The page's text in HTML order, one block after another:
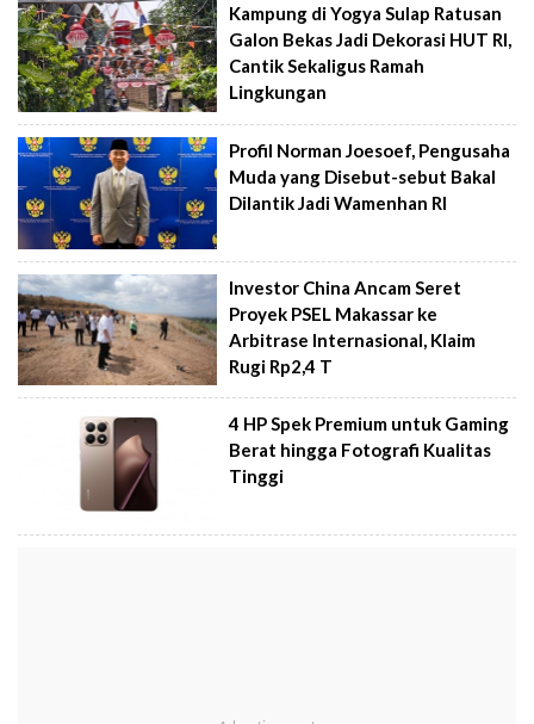
Kampung di Yogya Sulap Ratusan
Galon Bekas Jadi Dekorasi HUT RI,
Cantik Sekaligus Ramah
Lingkungan
Profil Norman Joesoef, Pengusaha
Muda yang Disebut-sebut Bakal
Dilantik Jadi Wamenhan RI
Investor China Ancam Seret
Proyek PSEL Makassar ke
Arbitrase Internasional, Klaim
Rugi Rp2,4 T
4 HP Spek Premium untuk Gaming
Berat hingga Fotografi Kualitas
Tinggi